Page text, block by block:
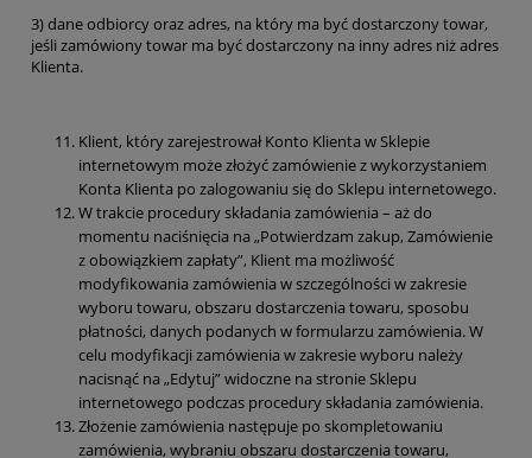
3) dane odbiorcy oraz adres, na który ma być dostarczony towar,
jeśli zamówiony towar ma być dostarczony na inny adres niż adres
Klienta.
Klient, który zarejestrował Konto Klienta w Sklepie
internetowym może złożyć zamówienie z wykorzystaniem
Konta Klienta po zalogowaniu się do Sklepu internetowego.
W trakcie procedury składania zamówienia – aż do
momentu naciśnięcia na „Potwierdzam zakup, Zamówienie
z obowiązkiem zapłaty”, Klient ma możliwość
modyfikowania zamówienia w szczególności w zakresie
wyboru towaru, obszaru dostarczenia towaru, sposobu
płatności, danych podanych w formularzu zamówienia. W
celu modyfikacji zamówienia w zakresie wyboru należy
nacisnąć na „Edytuj” widoczne na stronie Sklepu
internetowego podczas procedury składania zamówienia.
Złożenie zamówienia następuje po skompletowaniu
zamówienia, wybraniu obszaru dostarczenia towaru,